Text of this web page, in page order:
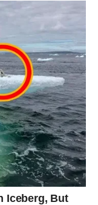
autentičnost.
nove ideje i
mira. Bliska
sudbinske susrete